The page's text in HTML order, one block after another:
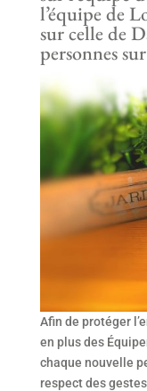
l’équipe de
sur celle de
personnes
Afin de protéger
en plus des
chaque nouvelle
respect des